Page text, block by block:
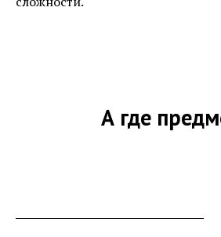
А где